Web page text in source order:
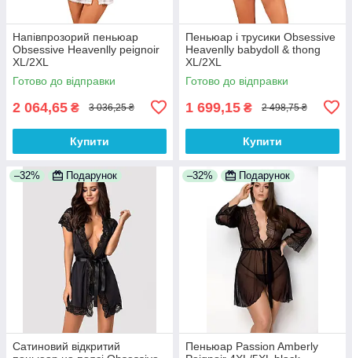
Напівпрозорий пеньюар
Obsessive Heavenlly peignoir
XL/2XL
Готово до відправки
2 064,65 ₴ 3 036,25 ₴
Купити
Пеньюар і трусики Obsessive
Heavenlly babydoll & thong
XL/2XL
Готово до відправки
1 699,15 ₴ 2 498,75 ₴
Купити
–32% Подарунок
Сатиновий відкритий
–32% Подарунок
Пеньюар Passion Amberly